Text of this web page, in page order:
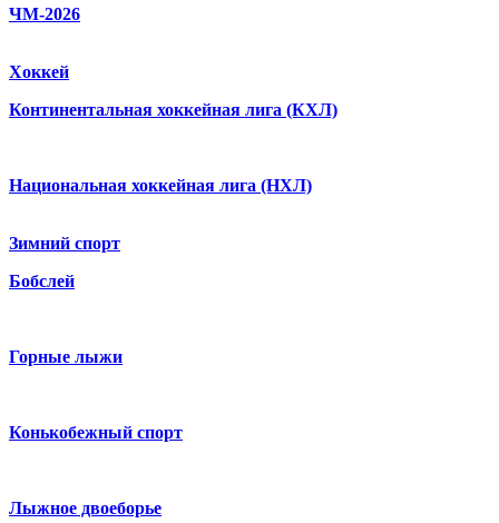
ЧМ-2026
Хоккей
Континентальная хоккейная лига (КХЛ)
Национальная хоккейная лига (НХЛ)
Зимний спорт
Бобслей
Горные лыжи
Конькобежный спорт
Лыжное двоеборье